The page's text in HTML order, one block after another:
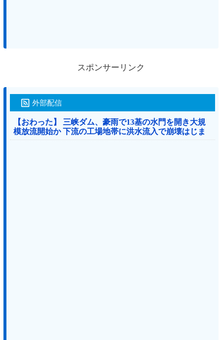
スポンサーリンク
外部配信
【おわった】 三峡ダム、豪雨で13基の水門を開き大規
模放流開始か 下流の工場地帯に洪水流入で崩壊はじま
る